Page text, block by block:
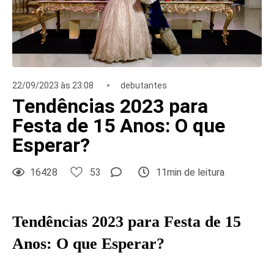
22/09/2023 às 23:08 debutantes
Tendências 2023 para
Festa de 15 Anos: O que
Esperar?
16428 53 11min de leitura
Tendências 2023 para Festa de 15
Anos: O que Esperar?